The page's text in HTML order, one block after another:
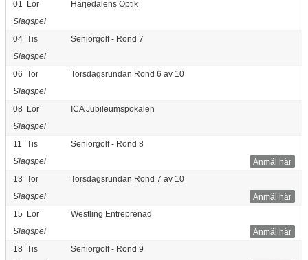
01 Lör
Härjedalens Optik
Slagspel
04 Tis
Seniorgolf - Rond 7
Slagspel
06 Tor
Torsdagsrundan Rond 6 av 10
Slagspel
08 Lör
ICA Jubileumspokalen
Slagspel
11
Tis
Seniorgolf - Rond 8
Anmäl här
Slagspel
13 Tor
Torsdagsrundan Rond 7 av 10
Anmäl här
Slagspel
15 Lör
Westling Entreprenad
Anmäl här
Slagspel
18 Tis
Seniorgolf - Rond 9